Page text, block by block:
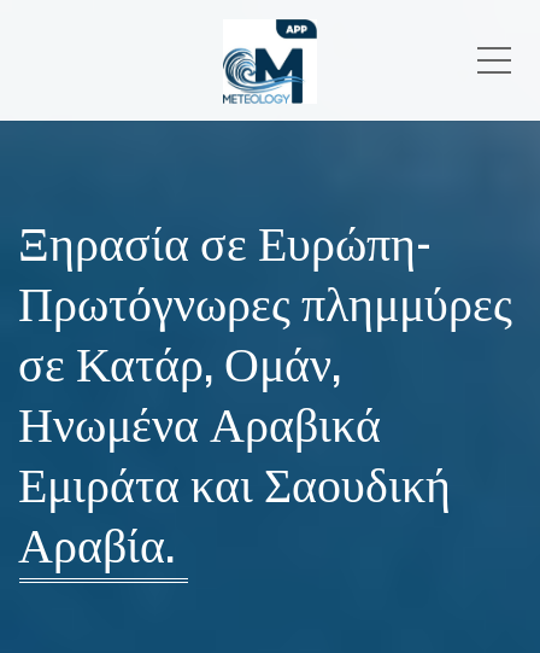
Ξηρασία σε Ευρώπη-
Πρωτόγνωρες πλημμύρες
σε Κατάρ, Ομάν,
Ηνωμένα Αραβικά
Εμιράτα και Σαουδική
Αραβία.